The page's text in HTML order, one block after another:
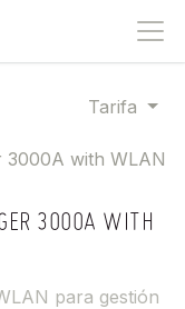
Tarifa
3000A WITH
para gestión